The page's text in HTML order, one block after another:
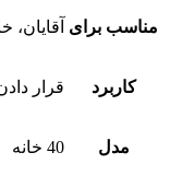
مناسب برای آقایان،
کاربرد قرار
مدل 40 خانه